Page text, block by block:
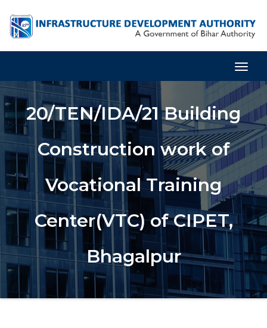
20/TEN/IDA/21 Building
Construction work of
Vocational Training
Center(VTC) of CIPET,
Bhagalpur